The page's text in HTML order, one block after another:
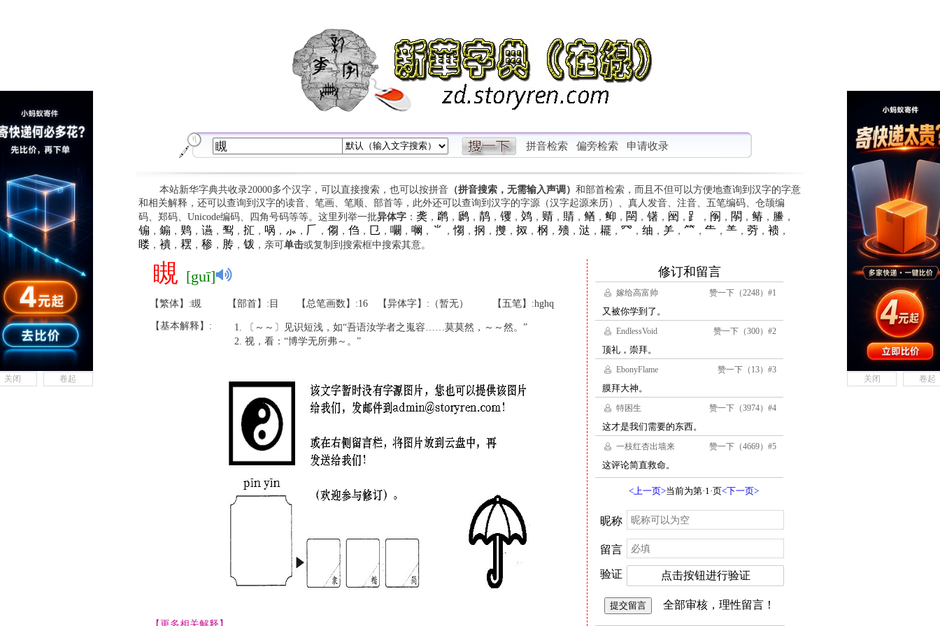
拼音检索 偏旁检索 申请收录
本站新华字典共收录20000多个汉字，可以直接搜索，也可以按拼音（拼音搜索，无需输入声调） 和部首检索，而且不但可以方便地查询到汉字的字意
和相关解释，还可以查询到汉字的读音、笔画、笔顺、部首等，此外还可以查询到汉字的字源（汉字起源来历）、真人发音、注音、五笔编码、仓颉编
码、郑码、Unicode编码、四角号码等等。这里列举一批异体字： 䶮 ， 䴙， 䴘， 䴖， 䦆， 䴔， 䞍， 䝼， 䲡 ， 䲟 ， 䦟 ， 䦃， 䦷 ， ⻊ ， 䦶 ， 䦛 ， 䲠 ， 䲢 ，
䦂 ， 䥇 ， 䴗， 䜩， 䴕， 㧟 ， 㖞 ， ⺗ ， 𠂆 ， 㑳 ， 㑇 ， 㔾 ， 㘚 ， 㘎 ， ⺌ ， 㥮 ， 㧏 ， 㩳， 㧐 ， 㭎 ， 㱮， 㳠 ， 䎱 ， ⺳ ， 䌷 ， ⺶， ⺮ ， ⺧， ⺷， 䓖， 䙌，
䁖， 䙡， 䎬 ， 䅟， 䏝， 䥽，亲可单击或复制到搜索框中搜索其意。
瞡 [guī]
【繁体】:瞡 【部首】:目 【总笔画数】:16 【异体字】:（暂无） 【五笔】:hghq
【基本解释】:
〔～～〕见识短浅，如“吾语汝学者之嵬容……莫莫然，～～然。”
视，看：“博学无所弗～。”
关闭 卷起 关闭 卷起